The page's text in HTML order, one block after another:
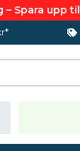
Spara upp